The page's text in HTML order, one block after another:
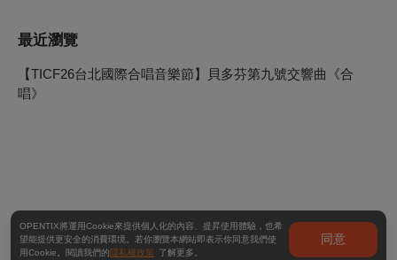
最近瀏覽
【TICF26台北國際合唱音樂節】貝多芬第九號交響曲《合
唱》
OPENTIX將運用Cookie來提供個人化的內容、提昇使用體驗，也希
望能提供更安全的消費環境。若你瀏覽本網站即表示你同意我們使
用Cookie。閱讀我們的隱私權政策 了解更多。
同意